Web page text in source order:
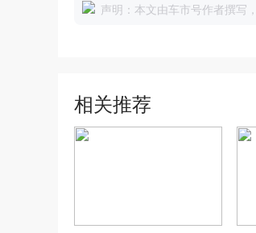
声明：本文由车市号作者撰写
相关推荐